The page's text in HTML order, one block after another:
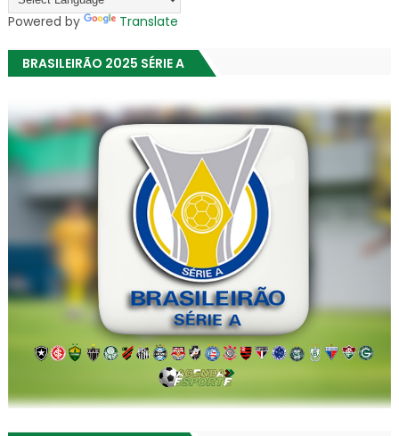
Powered by Translate
BRASILEIRÃO 2025 SÉRIE A